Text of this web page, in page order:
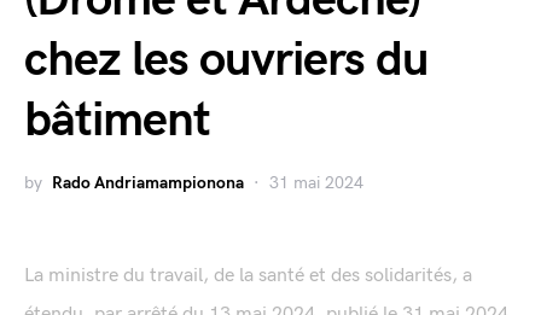
chez les ouvriers du
bâtiment
by Rado Andriamampionona 31 mai 2024
La ministre du travail, de la santé et des solidarités, a